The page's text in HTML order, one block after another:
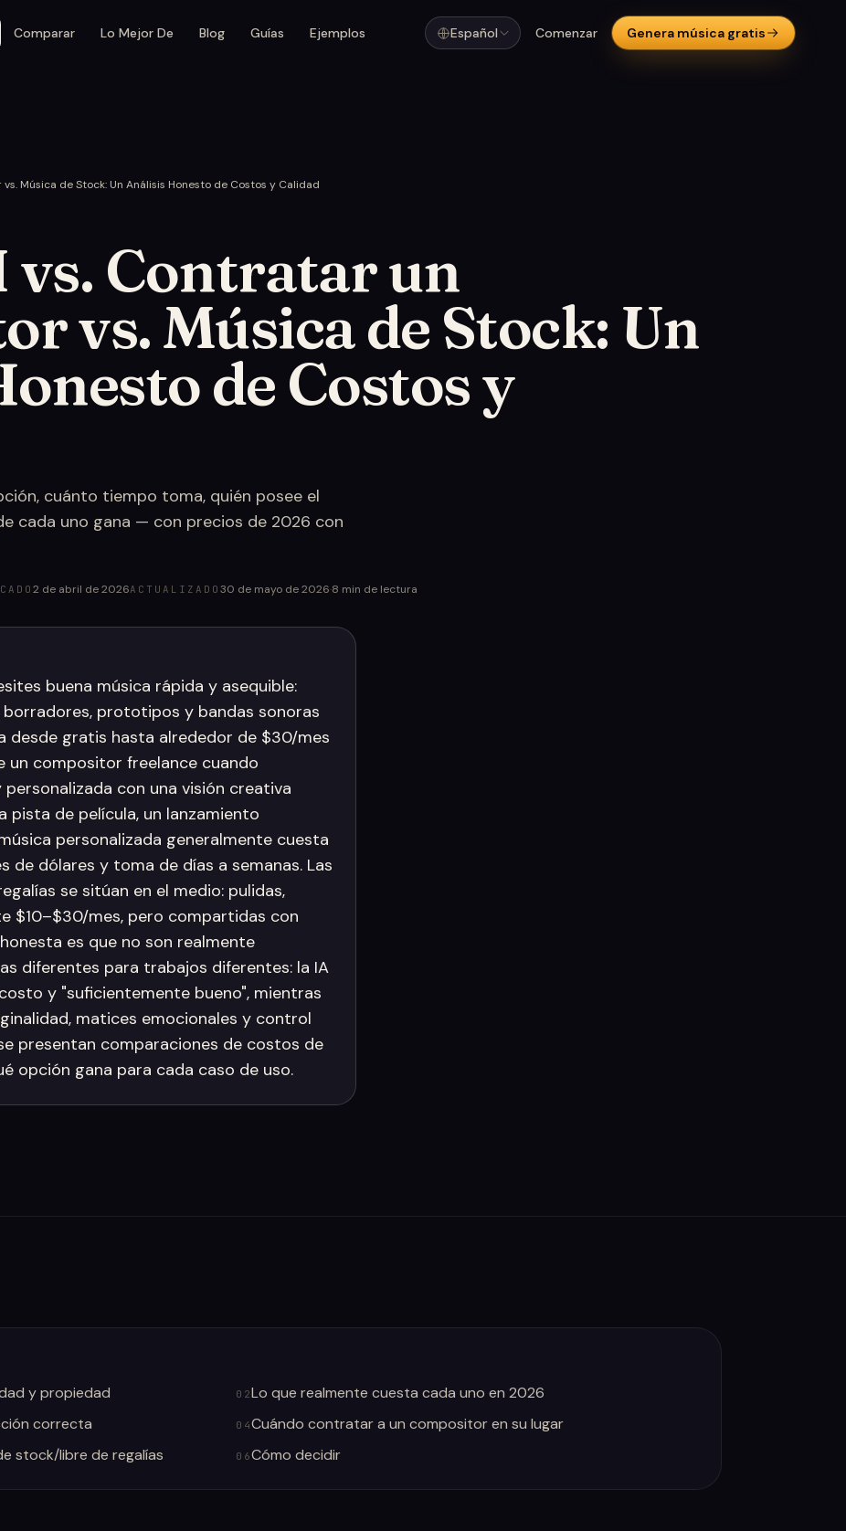
Comparar Lo Mejor De Blog Guías Ejemplos Español Comenzar Genera música gratis
Música de Stock: Un Análisis Honesto de Costos y Calidad
vs. Contratar un
vs. Música de Stock: Un
de Costos y
cuánto tiempo toma, quién posee el
cada uno gana — con precios de 2026 con
2 de abril de 2026ACTUALIZADO 30 de mayo de 2026·8 min de lectura
buena música rápida y asequible:
prototipos y bandas sonoras
desde gratis hasta alrededor de $30/mes
un compositor freelance cuando
con una visión creativa
pista de película, un lanzamiento
personalizada generalmente cuesta
de dólares y toma de días a semanas. Las
se sitúan en el medio: pulidas,
$10–$30/mes, pero compartidas con
es que no son realmente
diferentes para trabajos diferentes: la IA
y "suficientemente bueno", mientras
matices emocionales y control
presentan comparaciones de costos de
opción gana para cada caso de uso.
y propiedad 02Lo que realmente cuesta cada uno en 2026
correcta 04Cuándo contratar a un compositor en su lugar
stock/libre de regalías 06Cómo decidir